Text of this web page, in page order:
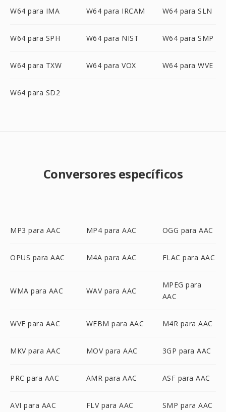
W64 para IMA W64 para IRCAM W64 para SLN
W64 para SPH W64 para NIST W64 para SMP
W64 para TXW W64 para VOX W64 para WVE
W64 para SD2
Conversores específicos
MP3 para AAC MP4 para AAC OGG para AAC
OPUS para AAC M4A para AAC FLAC para AAC
WMA para AAC WAV para AAC
MPEG para
AAC
WVE para AAC WEBM para AAC M4R para AAC
MKV para AAC MOV para AAC 3GP para AAC
PRC para AAC AMR para AAC ASF para AAC
AVI para AAC FLV para AAC SMP para AAC